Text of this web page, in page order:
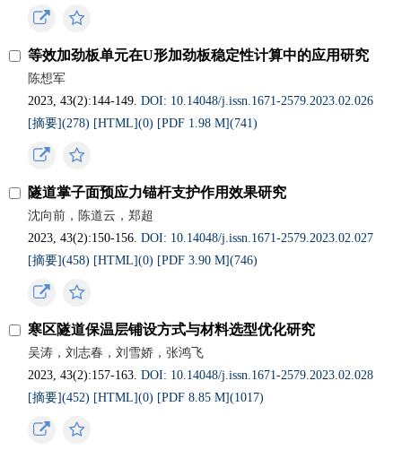
等效加劲板单元在U形加劲板稳定性计算中的应用研究
陈想军
2023, 43(2):144-149.DOI: 10.14048/j.issn.1671‐2579.2023.02.026
[摘要](278) [HTML](0) [PDF 1.98 M](741)
隧道掌子面预应力锚杆支护作用效果研究
沈向前，陈道云，郑超
2023, 43(2):150-156.DOI: 10.14048/j.issn.1671‐2579.2023.02.027
[摘要](458) [HTML](0) [PDF 3.90 M](746)
寒区隧道保温层铺设方式与材料选型优化研究
吴涛，刘志春，刘雪娇，张鸿飞
2023, 43(2):157-163.DOI: 10.14048/j.issn.1671‐2579.2023.02.028
[摘要](452) [HTML](0) [PDF 8.85 M](1017)